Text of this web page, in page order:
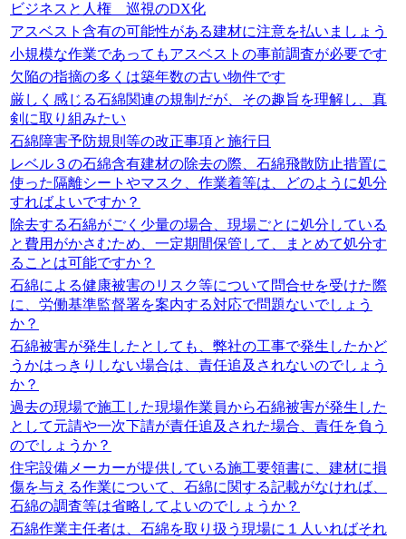
ビジネスと人権 巡視のDX化
アスベスト含有の可能性がある建材に注意を払いましょう
小規模な作業であってもアスベストの事前調査が必要です
欠陥の指摘の多くは築年数の古い物件です
厳しく感じる石綿関連の規制だが、その趣旨を理解し、真
剣に取り組みたい
石綿障害予防規則等の改正事項と施行日
レベル３の石綿含有建材の除去の際、石綿飛散防止措置に
使った隔離シートやマスク、作業着等は、どのように処分
すればよいですか？
除去する石綿がごく少量の場合、現場ごとに処分している
と費用がかさむため、一定期間保管して、まとめて処分す
ることは可能ですか？
石綿による健康被害のリスク等について問合せを受けた際
に、労働基準監督署を案内する対応で問題ないでしょう
か？
石綿被害が発生したとしても、弊社の工事で発生したかど
うかはっきりしない場合は、責任追及されないのでしょう
か？
過去の現場で施工した現場作業員から石綿被害が発生した
として元請や一次下請が責任追及された場合、責任を負う
のでしょうか？
住宅設備メーカーが提供している施工要領書に、建材に損
傷を与える作業について、石綿に関する記載がなければ、
石綿の調査等は省略してよいのでしょうか？
石綿作業主任者は、石綿を取り扱う現場に１人いればそれ